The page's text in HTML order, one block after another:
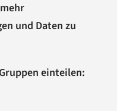
und Daten zu
einteilen: